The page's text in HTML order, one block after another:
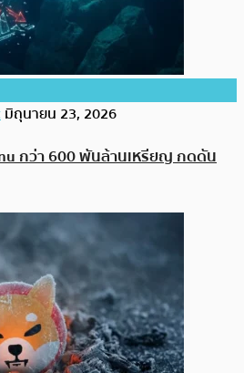
มิถุนายน 23, 2026
กว่า 600 พันล้านเหรียญ กดดัน